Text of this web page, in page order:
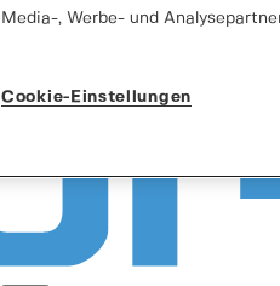
Media-, Werbe- und
Cookie-Einstellungen